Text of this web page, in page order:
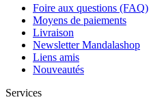
Foire aux questions (FAQ)
Moyens de paiements
Livraison
Newsletter Mandalashop
Liens amis
Nouveautés
Services